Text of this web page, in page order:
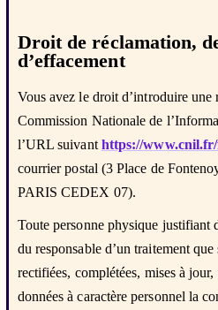
Droit de réclamation,
d’effacement
Vous avez le droit d’introduire une
Commission Nationale de
l’URL suivant https://
courrier postal (3 Place de
PARIS CEDEX 07).
Toute personne physique justifiant
du responsable d’un traitement
rectifiées, complétées, mises à
données à caractère personnel la